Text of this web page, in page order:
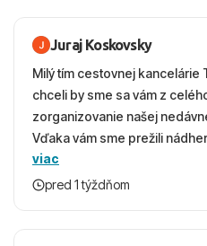
Juraj Koskovsky
Milý tím cestovnej kancelárie
chceli by sme sa vám z
zorganizovanie našej
Vďaka vám sme prežili
ešte dlho s úsmevom
absolútne hladko – od
viac
pred 1 týždňom